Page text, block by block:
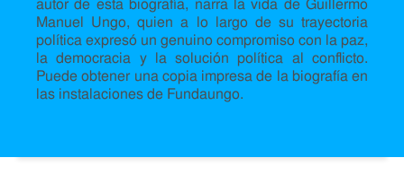
autor de esta biografía, narra la vida de Guillermo
Manuel Ungo, quien a lo largo de su trayectoria
política expresó un genuino compromiso con la paz,
la democracia y la solución política al conflicto.
Puede obtener una copia impresa de la biografía en
las instalaciones de Fundaungo.